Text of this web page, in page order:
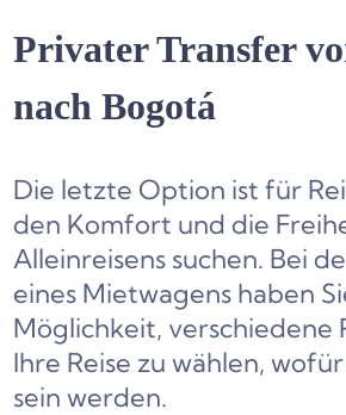
Privater Transfer
nach Bogotá
Die letzte Option ist für
den Komfort und die
Alleinreisens suchen. Bei
eines Mietwagens haben
Möglichkeit, verschiedene
Ihre Reise zu wählen,
sein werden.